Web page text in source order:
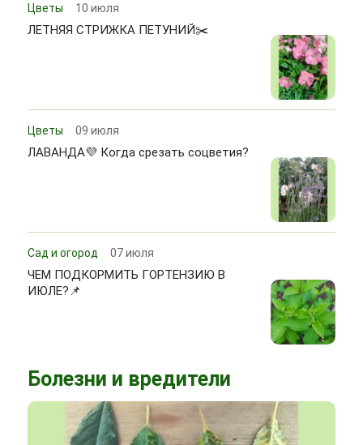
Цветы 10 июля
ЛЕТНЯЯ СТРИЖКА ПЕТУНИЙ✂️
Цветы 09 июля
ЛАВАНДА💜 Когда срезать соцветия?
Сад и огород 07 июля
ЧЕМ ПОДКОРМИТЬ ГОРТЕНЗИЮ В
ИЮЛЕ?📌
Болезни и вредители